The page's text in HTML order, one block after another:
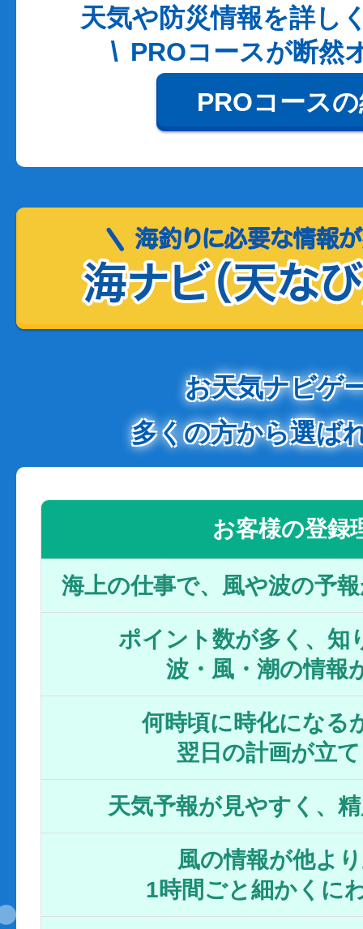
天気や防災情報を詳し
PROコースが断然
PROコース
お天気ナビゲ
多くの方から選ば
お客様の登録
海上の仕事で、風や波の予
ポイント数が多く、知
波・風・潮の情報
何時頃に時化になる
翌日の計画が立
天気予報が見やすく、
風の情報が他よ
1時間ごと細かくに